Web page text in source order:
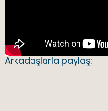
Arkadaşlarla paylaş: